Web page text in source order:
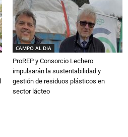
CAMPO AL DIA
ProREP y Consorcio Lechero
impulsarán la sustentabilidad y
gestión de residuos plásticos en
sector lácteo